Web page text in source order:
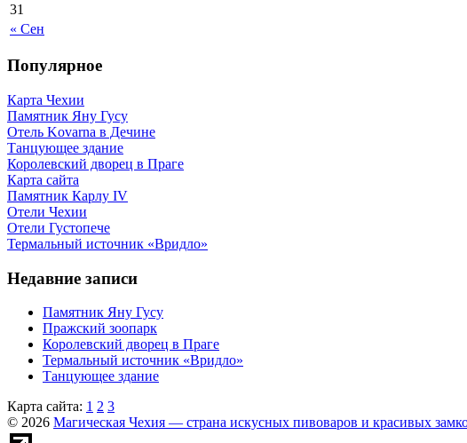
« Сен
31
Популярное
Карта Чехии
Памятник Яну Гусу
Отель Kovarna в Дечине
Танцующее здание
Королевский дворец в Праге
Карта сайта
Памятник Карлу IV
Отели Чехии
Отели Густопече
Термальный источник «Вридло»
Недавние записи
Памятник Яну Гусу
Пражский зоопарк
Королевский дворец в Праге
Термальный источник «Вридло»
Танцующее здание
Карта сайта: 1 2 3
© 2026 Магическая Чехия — страна искусных пивоваров и красивых